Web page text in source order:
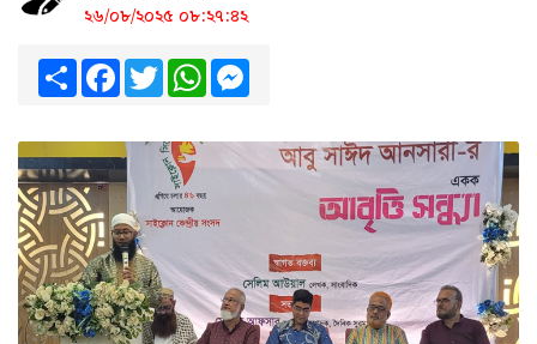
২৬/০৮/২০২৫ ০৮:২৭:৪২
ShareFacebook
TwitterWhatsApp